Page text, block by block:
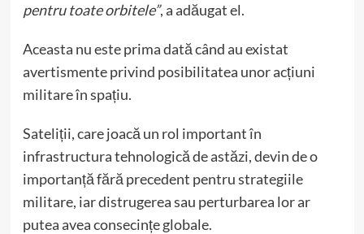
pentru toate orbitele”, a adăugat el.
Aceasta nu este prima dată când au existat
avertismente privind posibilitatea unor acțiuni
militare în spațiu.
Sateliții, care joacă un rol important în
infrastructura tehnologică de astăzi, devin de o
importanță fără precedent pentru strategiile
militare, iar distrugerea sau perturbarea lor ar
putea avea consecințe globale.